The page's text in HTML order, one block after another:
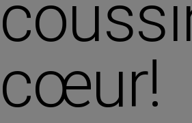
cœur!